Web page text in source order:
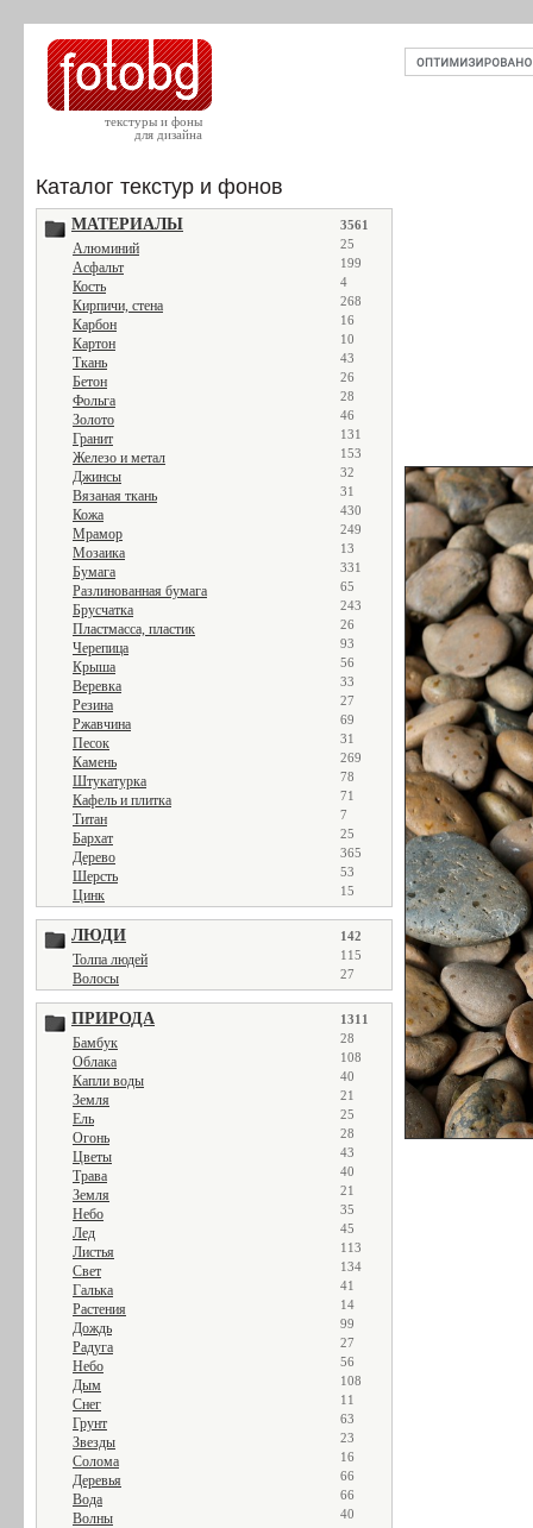
текстуры и фоны
для дизайна
Каталог текстур и фонов
МАТЕРИАЛЫ 3561
Алюминий 25
Асфальт 199
Кость 4
Кирпичи, стена 268
Карбон 16
Картон 10
Ткань 43
Бетон 26
Фольга 28
Золото 46
Гранит 131
Железо и метал 153
Джинсы 32
Вязаная ткань 31
Кожа 430
Мрамор 249
Мозаика 13
Бумага 331
Разлинованная бумага 65
Брусчатка 243
Пластмасса, пластик 26
Черепица 93
Крыша 56
Веревка 33
Резина 27
Ржавчина 69
Песок 31
Камень 269
Штукатурка 78
Кафель и плитка 71
Титан 7
Бархат 25
Дерево 365
Шерсть 53
Цинк 15
ЛЮДИ 142
Толпа людей 115
Волосы 27
ПРИРОДА 1311
Бамбук 28
Облака 108
Капли воды 40
Земля 21
Ель 25
Огонь 28
Цветы 43
Трава 40
Земля 21
Небо 35
Лед 45
Листья 113
Свет 134
Галька 41
Растения 14
Дождь 99
Радуга 27
Небо 56
Дым 108
Снег 11
Грунт 63
Звезды 23
Солома 16
Деревья 66
Вода 66
Волны 40